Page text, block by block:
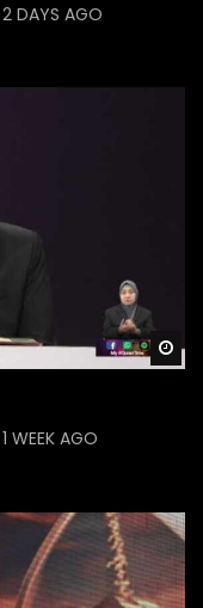
2 DAYS AGO
1 WEEK AGO